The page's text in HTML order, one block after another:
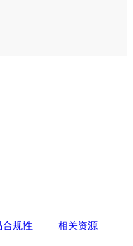
合规性
相关资源